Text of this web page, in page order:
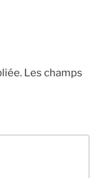
Les champs